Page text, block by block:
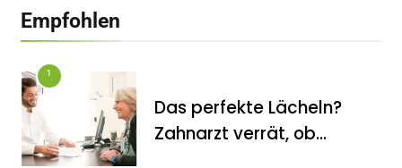
Empfohlen
1
Das perfekte Lächeln?
Zahnarzt verrät, ob